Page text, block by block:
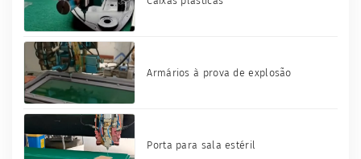
Armários à prova de explosão
Porta para sala estéril